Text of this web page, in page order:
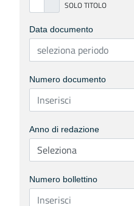
Data documento
Numero documento
Anno di redazione
Numero bollettino